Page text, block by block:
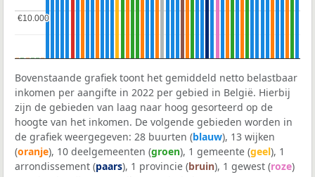
€10.000
€10.000
Bovenstaande grafiek toont het gemiddeld netto belastbaar
inkomen per aangifte in 2022 per gebied in België. Hierbij
zijn de gebieden van laag naar hoog gesorteerd op de
hoogte van het inkomen. De volgende gebieden worden in
de grafiek weergegeven: 28 buurten (blauw), 13 wijken
(oranje), 10 deelgemeenten (groen), 1 gemeente (geel), 1
arrondissement (paars), 1 provincie (bruin), 1 gewest (roze)